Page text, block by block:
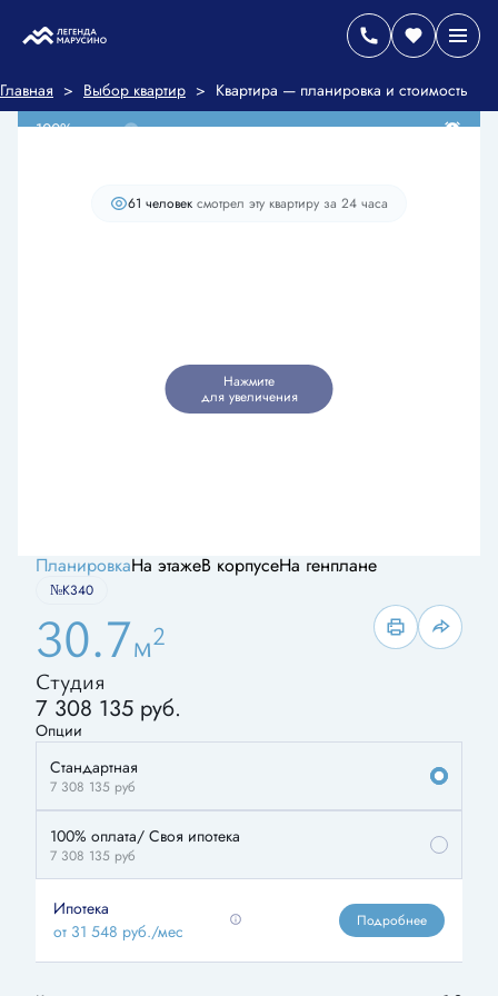
Главная > Выбор квартир > Квартира — планировка и стоимость
Ипотека от 31 548 руб./мес.
100% оплата
61 человек смотрел эту квартиру за 24 часа
Нажмите
для увеличения
ПланировкаНа этажеВ корпусеНа генплане
№К340
30.7м2
Студия
7 308 135 руб.
Опции
Стандартная
7 308 135 руб
100% оплата/ Своя ипотека
7 308 135 руб
Ипотека
от 31 548 руб./мес
Подробнее